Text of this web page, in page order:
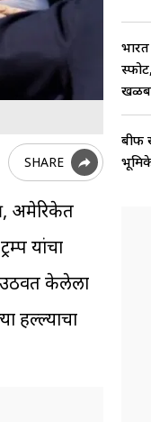
SHARE
अमेरिकेत
यांचा
उठवत केलेला
हल्ल्याचा
बीफ